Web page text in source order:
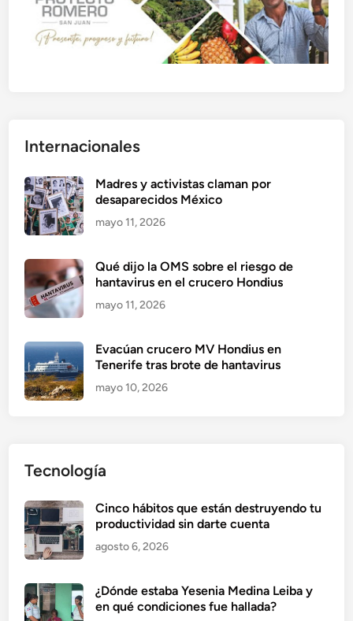
Internacionales
Madres y activistas claman por
desaparecidos México
mayo 11, 2026
Qué dijo la OMS sobre el riesgo de
hantavirus en el crucero Hondius
mayo 11, 2026
Evacúan crucero MV Hondius en
Tenerife tras brote de hantavirus
mayo 10, 2026
Tecnología
Cinco hábitos que están destruyendo tu
productividad sin darte cuenta
agosto 6, 2026
¿Dónde estaba Yesenia Medina Leiba y
en qué condiciones fue hallada?